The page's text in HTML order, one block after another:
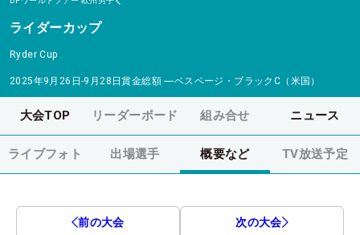
ライダーカップ
Ryder Cup
2025年9月26日-9月28日賞金総額 ―ベスページ・ブラックC（米国）
大会TOP リーダーボード 組み合せ ニュース
ライブフォト 出場選手 概要など TV放送予定
前の大会 次の大会